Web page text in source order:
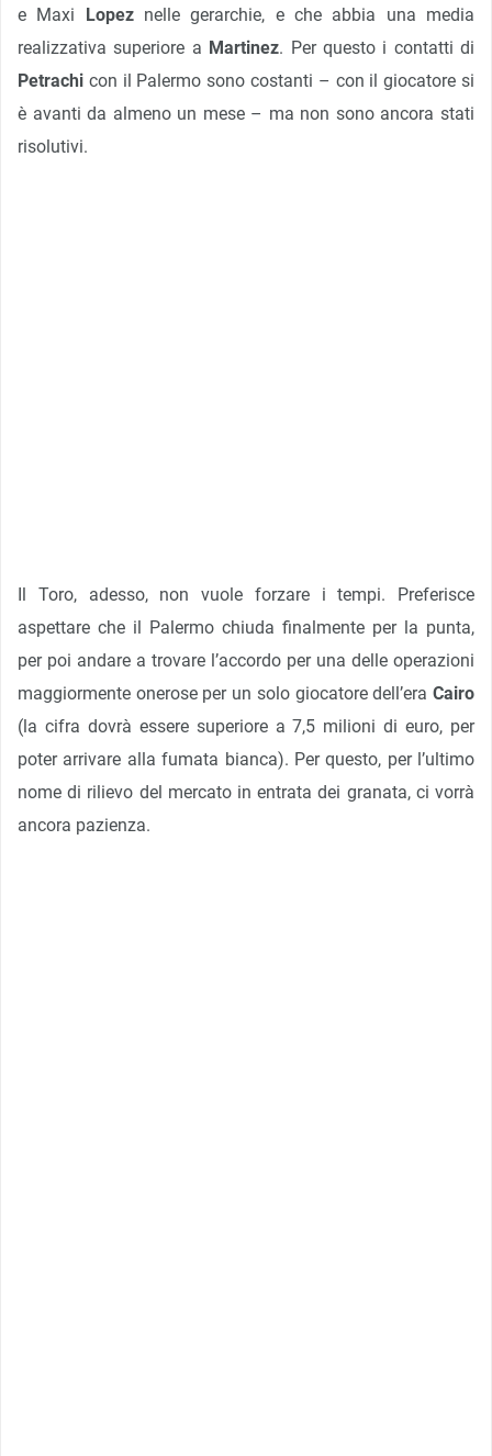
e Maxi Lopez nelle gerarchie, e che abbia una media
realizzativa superiore a Martinez. Per questo i contatti di
Petrachi con il Palermo sono costanti – con il giocatore si
è avanti da almeno un mese – ma non sono ancora stati
risolutivi.
Il Toro, adesso, non vuole forzare i tempi. Preferisce
aspettare che il Palermo chiuda finalmente per la punta,
per poi andare a trovare l’accordo per una delle operazioni
maggiormente onerose per un solo giocatore dell’era Cairo
(la cifra dovrà essere superiore a 7,5 milioni di euro, per
poter arrivare alla fumata bianca). Per questo, per l’ultimo
nome di rilievo del mercato in entrata dei granata, ci vorrà
ancora pazienza.